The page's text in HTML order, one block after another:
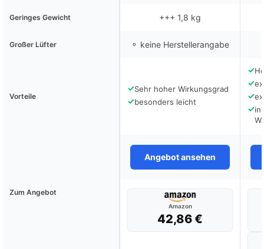
Geringes Gewicht +++ 1,8 kg
Großer Lüfter ⚬ keine Herstellerangabe
Vorteile
✓Sehr hoher Wirkungsgrad
✓besonders leicht
✓
✓
✓
✓in
Angebot ansehen
Zum Angebot
Amazon
42,86 €